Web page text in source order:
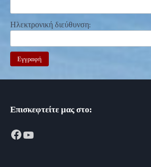
Ηλεκτρονική διεύθυνση:
Επισκεφτείτε μας στο:
Facebook
YouTube